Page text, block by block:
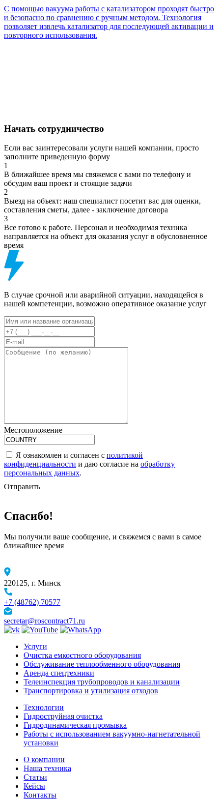
С помощью вакуума работы с катализатором проходят быстро
и безопасно по сравнению с ручным методом. Технология
позволяет извлечь катализатор для последующей активации и
повторного использования.
Начать сотрудничество
Если вас заинтересовали услуги нашей компании, просто
заполните приведенную форму
1
В ближайшее время мы свяжемся с вами по телефону и
обсудим ваш проект и стоящие задачи
2
Выезд на объект: наш специалист посетит вас для оценки,
составления сметы, далее - заключение договора
3
Все готово к работе. Персонал и необходимая техника
направляется на объект для оказания услуг в обусловненное
время
В случае срочной или аварийной ситуации, находящейся в
нашей компетенции, возможно оперативное оказание услуг
Местоположение
Я ознакомлен и согласен с политикой
конфиденциальности и даю согласие на обработку
персональных данных.
Отправить
Спасибо!
Мы получили ваше сообщение, и свяжемся с вами в самое
ближайшее время
220125, г. Минск
+7 (48762) 70577
secretar@roscontract71.ru
Услуги
Очистка емкостного оборудования
Обслуживание теплообменного оборудования
Аренда спецтехники
Телеинспекция трубопроводов и канализации
Транспортировка и утилизация отходов
Технологии
Гидроструйная очистка
Гидродинамическая промывка
Работы с использованием вакуумно-нагнетательной
установки
О компании
Наша техника
Статьи
Кейсы
Контакты